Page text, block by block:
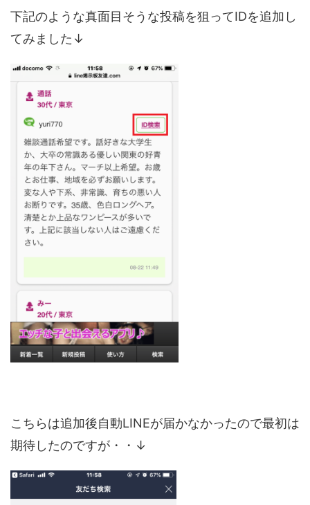
下記のような真面目そうな投稿を狙ってIDを追加し
てみました↓
こちらは追加後自動LINEが届かなかったので最初は
期待したのですが・・↓